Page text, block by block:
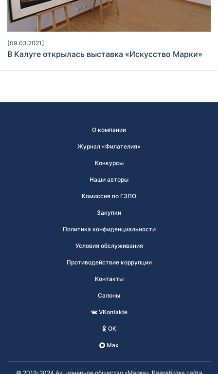
[09.03.2021]
В Калуге открылась выставка «Искусство Марки»
О компании
Журнал «Филателия»
Конкурсы
Наши авторы
Комиссия по ГЗПО
Закупки
Политика конфиденциальности
Условия обслуживания
Противодействие коррупции
Контакты
Салоны
VKontakte
OK
Max